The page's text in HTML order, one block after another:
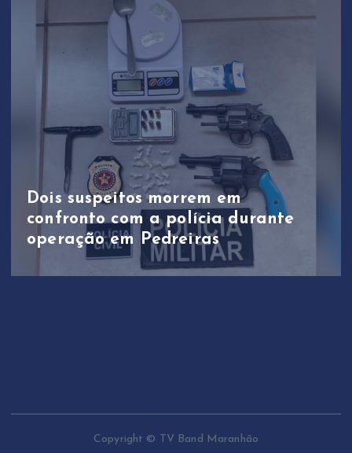
Dois suspeitos morrem em
confronto com a polícia durante
operação em Pedreiras
Copyright © TV Band Maranhão